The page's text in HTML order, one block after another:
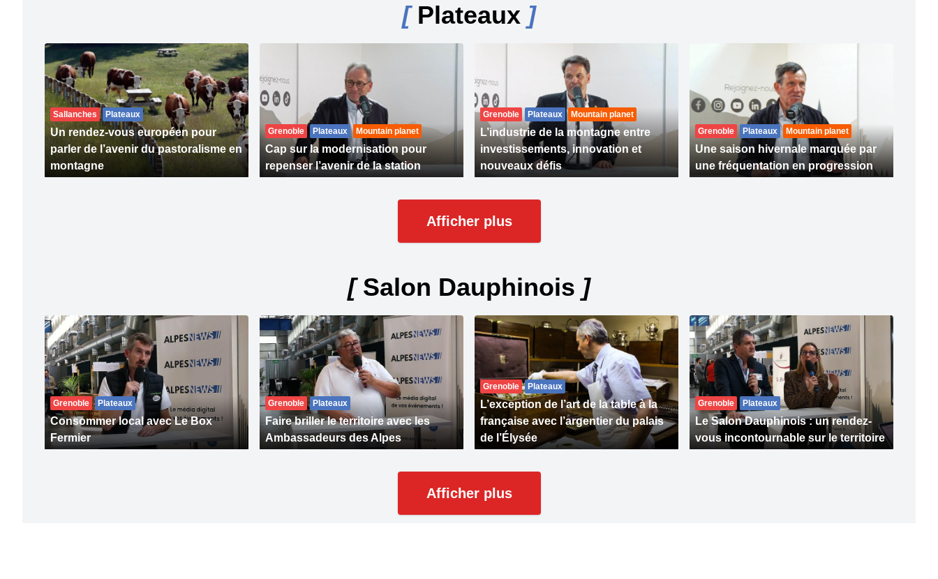
[Plateaux ]
Sallanches Plateaux
Un rendez-vous européen pour
parler de l’avenir du pastoralisme en
montagne
Grenoble Plateaux Mountain planet
Cap sur la modernisation pour
repenser l’avenir de la station
Grenoble Plateaux Mountain planet
L’industrie de la montagne entre
investissements, innovation et
nouveaux défis
Grenoble Plateaux Mountain planet
Une saison hivernale marquée par
une fréquentation en progression
Afficher plus
[Salon Dauphinois ]
Grenoble Plateaux
Consommer local avec Le Box
Fermier
Grenoble Plateaux
Faire briller le territoire avec les
Ambassadeurs des Alpes
Grenoble Plateaux
L’exception de l’art de la table à la
française avec l’argentier du palais
de l’Élysée
Grenoble Plateaux
Le Salon Dauphinois : un rendez-
vous incontournable sur le territoire
Afficher plus